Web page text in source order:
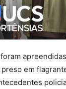
em